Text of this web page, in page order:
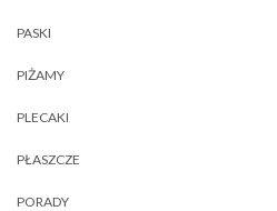
PASKI
PIŻAMY
PLECAKI
PŁASZCZE
PORADY